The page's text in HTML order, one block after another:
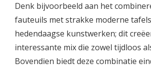
Denk bijvoorbeeld aan het
fauteuils met strakke moderne
hedendaagse kunstwerken; dit
interessante mix die zowel tijdloos
Bovendien biedt deze combinatie